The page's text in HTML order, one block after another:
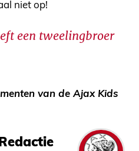
niet op!
een tweelingbroer
van de Ajax Kids